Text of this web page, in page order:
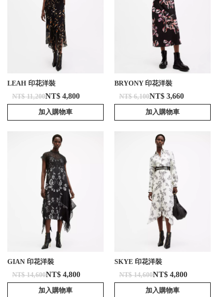
LEAH 印花洋裝
NT$ 11,200NT$ 4,800
加入購物車
BRYONY 印花洋裝
NT$ 6,100NT$ 3,660
加入購物車
GIAN 印花洋裝
NT$ 14,600NT$ 4,800
加入購物車
SKYE 印花洋裝
NT$ 14,600NT$ 4,800
加入購物車